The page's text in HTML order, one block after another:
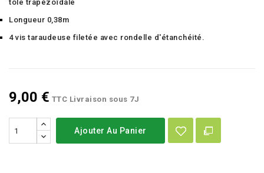
tôle trapézoïdale
Longueur 0,38m
4 vis taraudeuse filetée avec rondelle d'étanchéité.
9,00 € TTC Livraison sous 7J
Ajouter Au Panier